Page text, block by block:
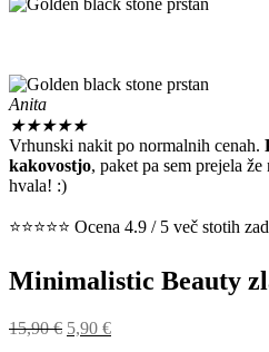
Anita
★★★★★
Vrhunski nakit po normalnih cenah.
kakovostjo, paket pa sem prejela
hvala! :)
⭐⭐⭐⭐⭐ Ocena 4.9 / 5 več stotih
Minimalistic Beauty
15,90€ Izvirna
5,90 €Trenutna